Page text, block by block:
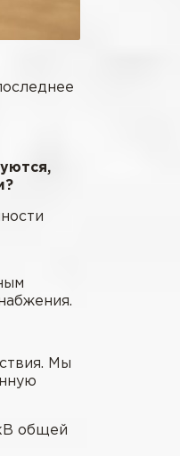
Мы
общей